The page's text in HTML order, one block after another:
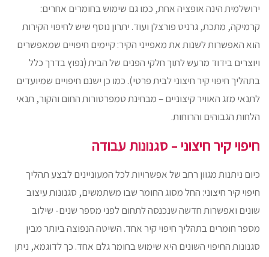
ירושלמית הינה אופציה אחת, כמו גם שימוש בחומרים אחרים:
קרמיקה, מתכת, גרניט פורצלן ועוד. יתרון נוסף שיש לחיפוי הקירות
הוא האפשרות לשנות את מאפייני הקיר: קיימים חיפויים שמאפשרים
ויוצרים בידוד מרעש לתוך חלקי הפנים של הבית (נפוץ בדרך כלל
בתהליך חיפוי קיר חיצוני לבית פרטי). כמו כן ישנם חיפויים שמיועדים
לתנאי מזג האוויר קיצוניים – מבחינת טמפרטורות החום והקור, תנאי
הלחות הגבוהים והרוחות.
חיפוי קיר חיצוני – סגנונות עבודה
כיום ניתנות מגוון רחב של אפשרויות לכל המעוניינים לבצע תהליך
חיפוי קיר חיצוני: החל מסוג החומר שבו משתמשים, סגנונות עיצוב
שונים ואפשרות חדשה שנכנסה לתחום לפני מספר שנים- שילוב
מספר חומרים בתהליך חיפוי קיר אחד. השיטה הנפוצה ביותר מבין
סגנונות החיפוי השונים היא שימוש בחומר גלם אחד. כך לדוגמא, ניתן